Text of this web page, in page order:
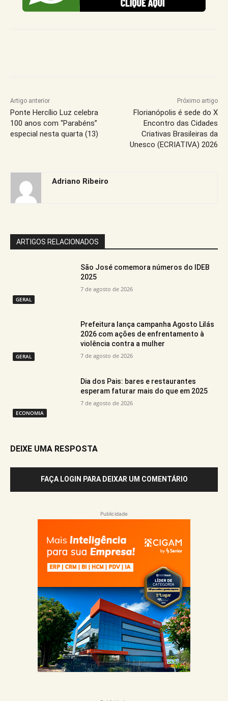
Artigo anterior
Ponte Hercílio Luz celebra
100 anos com “Parabéns”
especial nesta quarta (13)
Próximo artigo
Florianópolis é sede do X
Encontro das Cidades
Criativas Brasileiras da
Unesco (ECRIATIVA) 2026
Adriano Ribeiro
ARTIGOS RELACIONADOS
GERAL
São José comemora números do IDEB
2025
7 de agosto de 2026
GERAL
Prefeitura lança campanha Agosto Lilás
2026 com ações de enfrentamento à
violência contra a mulher
7 de agosto de 2026
ECONOMIA
Dia dos Pais: bares e restaurantes
esperam faturar mais do que em 2025
7 de agosto de 2026
DEIXE UMA RESPOSTA
FAÇA LOGIN PARA DEIXAR UM COMENTÁRIO
Publicidade